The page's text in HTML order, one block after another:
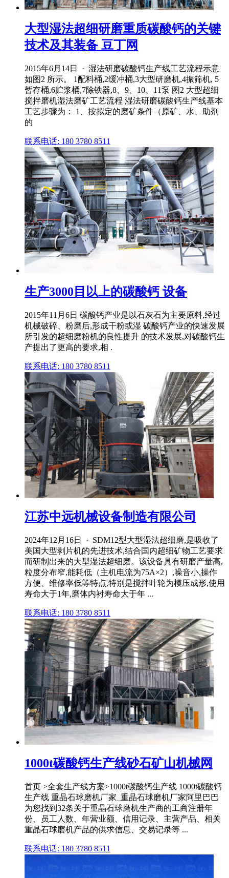
大型湿法超细研磨重质碳酸钙的关键
技术及其装备 豆丁网
2015年6月14日 · 湿法研磨碳酸钙生产线工艺流程示意
如图2 所示。 1配料桶,2缓冲桶,3大型研磨机,4振筛机, 5
暂存桶,6贮浆桶,7除铁器,8、9、10、11泵 图2 大型超细
搅拌磨机湿法磨矿工艺流程 湿法研磨碳酸钙生产线基本
工艺步骤为： 1、按拟定的磨矿条件（原矿、水、助剂
的
联系电话: 180 3780 8511
生产3000目以上的碳酸钙 设备
2015年11月6日 碳酸钙产业是以石灰石为主要原料,经过
机械破碎、粉磨后,形成干粉或湿 碳酸钙产业的快速发展
所引发的超细磨粉机的良性提升 的技术发展,对碳酸钙生
产提出了更高的要求,相 .
联系电话: 180 3780 8511
江苏中远机械设备制造有限公司
2024年12月16日 · SDM12型大型湿法超细磨,是吸收了
美国大型剥片机的先进技术,结合国内超细矿物工艺要求
而研制出来的大型湿法超细磨。该设备具有研磨产量高,
粒度分布窄,能耗低（主机电流为75A×2）,噪音小,操作
方便、维修率低等特点,特别是搅拌叶轮为模压成形,使用
寿命大于1年,磨体内衬寿命大于年 ...
联系电话: 180 3780 8511
1000t碳酸钙生产线砂石矿山机械网
首页 >全套生产线方案>1000t碳酸钙生产线 1000t碳酸钙
生产线 重晶石球磨机厂家_重晶石球磨机厂家阿里巴巴
为您找到32条关于重晶石球磨机生产商的工商注册年
份、员工人数、年营业额、信用记录、主营产品、相关
重晶石球磨机产品的供求信息、交易记录等 ...
联系电话: 180 3780 8511